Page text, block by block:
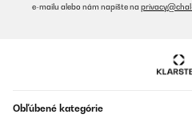
e-mailu alebo nám napíšte na
Obľúbené kategórie